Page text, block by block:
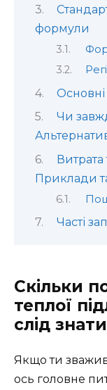
формули
Чи
Витрата
Приклади
Часті
Скільки
теплої
слід знати
Якщо ти
ось головне